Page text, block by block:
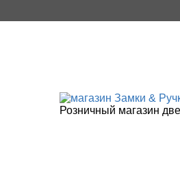
Розничный магазин